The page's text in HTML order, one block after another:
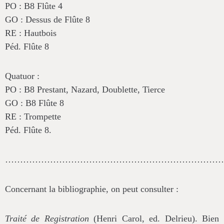
PO : B8 Flûte 4
GO : Dessus de Flûte 8
RE : Hautbois
Péd. Flûte 8
Quatuor :
PO : B8 Prestant, Nazard, Doublette, Tierce
GO : B8 Flûte 8
RE : Trompette
Péd. Flûte 8.
Concernant la bibliographie, on peut consulter :
Traité de Registration (Henri Carol, ed. Delrieu). Bien